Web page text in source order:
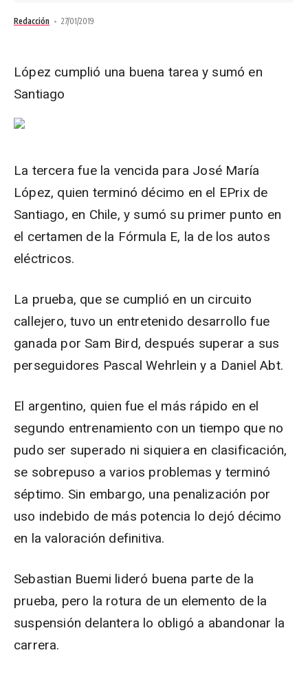
Redacción 27/01/2019
López cumplió una buena tarea y sumó en
Santiago
La tercera fue la vencida para José María
López, quien terminó décimo en el EPrix de
Santiago, en Chile, y sumó su primer punto en
el certamen de la Fórmula E, la de los autos
eléctricos.
La prueba, que se cumplió en un circuito
callejero, tuvo un entretenido desarrollo fue
ganada por Sam Bird, después superar a sus
perseguidores Pascal Wehrlein y a Daniel Abt.
El argentino, quien fue el más rápido en el
segundo entrenamiento con un tiempo que no
pudo ser superado ni siquiera en clasificación,
se sobrepuso a varios problemas y terminó
séptimo. Sin embargo, una penalización por
uso indebido de más potencia lo dejó décimo
en la valoración definitiva.
Sebastian Buemi lideró buena parte de la
prueba, pero la rotura de un elemento de la
suspensión delantera lo obligó a abandonar la
carrera.